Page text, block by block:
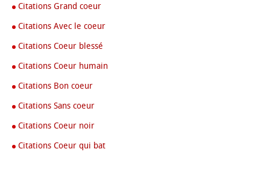
Citations Grand coeur
Citations Avec le coeur
Citations Coeur blessé
Citations Coeur humain
Citations Bon coeur
Citations Sans coeur
Citations Coeur noir
Citations Coeur qui bat